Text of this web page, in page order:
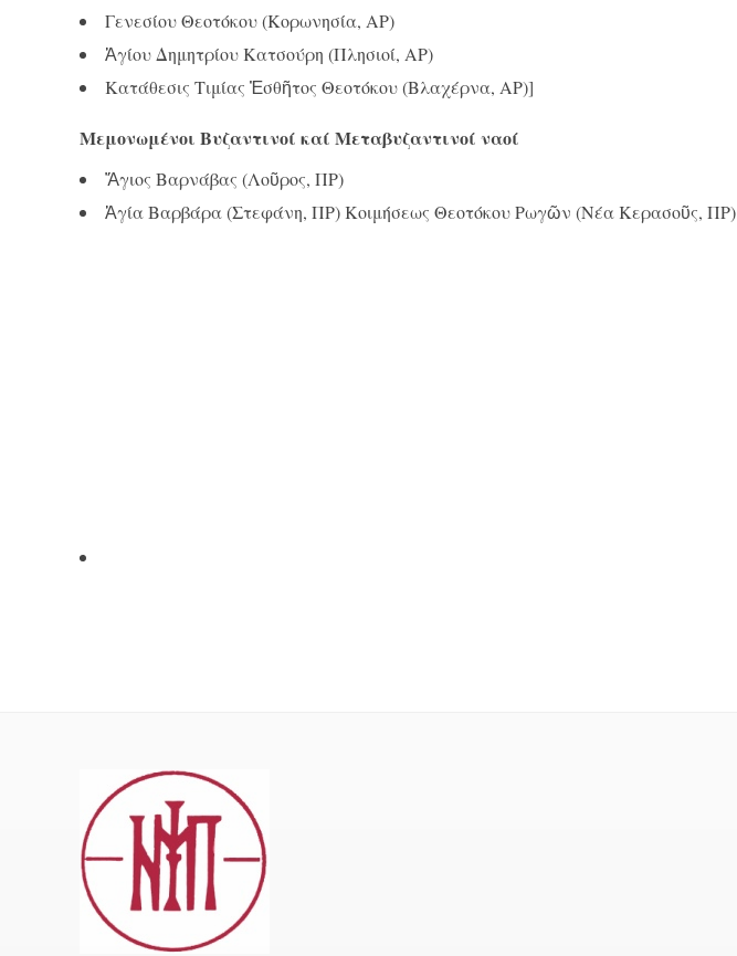
Γενεσίου Θεοτόκου (Κορωνησία, ΑΡ)
Ἁγίου Δημητρίου Κατσούρη (Πλησιοί, ΑΡ)
Κατάθεσις Τιμίας Ἐσθῆτος Θεοτόκου (Βλαχέρνα, ΑΡ)]
Μεμονωμένοι Βυζαντινοί καί Μεταβυζαντινοί ναοί
Ἅγιος Βαρνάβας (Λοῦρος, ΠΡ)
Ἁγία Βαρβάρα (Στεφάνη, ΠΡ) Κοιμήσεως Θεοτόκου Ρωγῶν (Νέα Κερασοῦς, ΠΡ)